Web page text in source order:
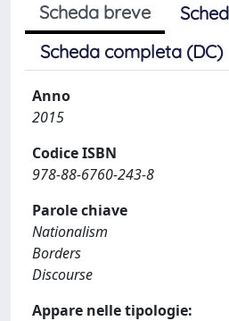
Scheda breve
Scheda completa (DC)
Anno
2015
Codice ISBN
978-88-6760-243-8
Parole chiave
Nationalism
Borders
Discourse
Appare nelle tipologie: